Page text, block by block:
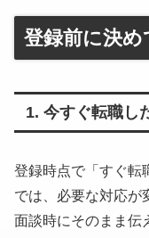
登録前に決
1. 今すぐ転職し
登録時点で「すぐ転
では、必要な対応が
面談時にそのまま伝